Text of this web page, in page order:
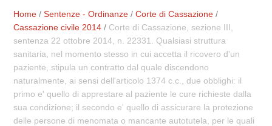
Home /Sentenze - Ordinanze /Corte di Cassazione /
Cassazione civile 2014 / Corte di Cassazione, sezione III,
sentenza 22 ottobre 2014, n. 22331. Qualsiasi struttura
sanitaria, nel momento stesso in cui accetta il ricovero d'un
paziente, stipula un contratto dal quale discendono
naturalmente, ai sensi dell'articolo 1374 c.c., due obblighi: il
primo e' quello di apprestare al paziente le cure richieste dalla
sua condizione; il secondo e' quello di assicurare la protezione
delle persone di menomata o mancante autotutela, per le quali